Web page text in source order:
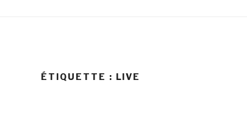
ÉTIQUETTE : LIVE